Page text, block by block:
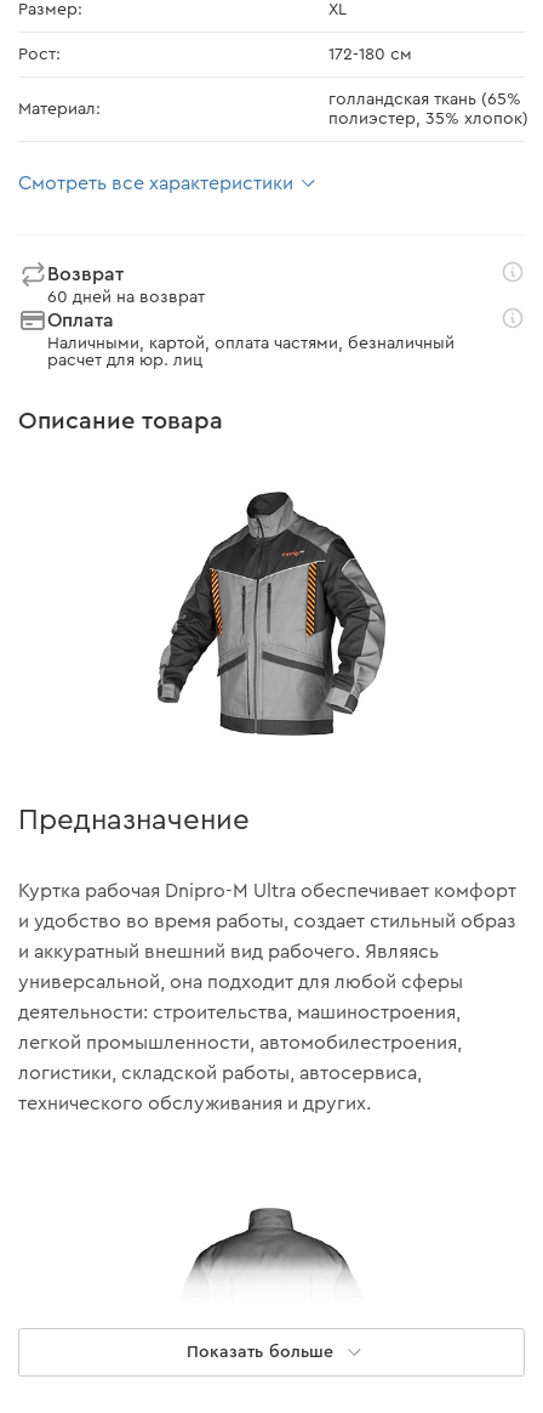
Размер: XL
Рост: 172-180 см
Материал:
голландская ткань (65%
полиэстер, 35% хлопок)
Смотреть все характеристики
Возврат
60 дней на возврат
Оплата
Наличными, картой, оплата частями, безналичный
расчет для юр. лиц
Описание товара
Предназначение
Куртка рабочая Dnipro-M Ultra обеспечивает комфорт
и удобство во время работы, создает стильный образ
и аккуратный внешний вид рабочего. Являясь
универсальной, она подходит для любой сферы
деятельности: строительства, машиностроения,
легкой промышленности, автомобилестроения,
логистики, складской работы, автосервиса,
технического обслуживания и других.
Показать больше